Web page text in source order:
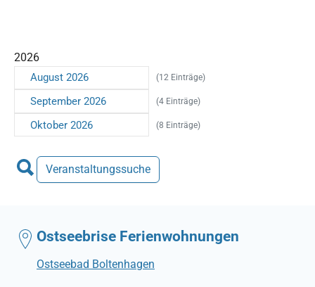
2026
August 2026 (12 Einträge)
September 2026 (4 Einträge)
Oktober 2026 (8 Einträge)
Veranstaltungssuche
Ostseebrise Ferienwohnungen
Ostseebad Boltenhagen